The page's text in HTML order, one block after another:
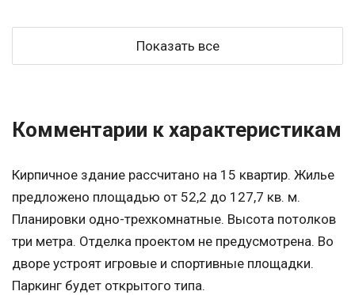
Показать все
Комментарии к характеристикам
Кирпичное здание рассчитано на 15 квартир. Жилье
предложено площадью от 52,2 до 127,7 кв. м.
Планировки одно-трехкомнатные. Высота потолков
три метра. Отделка проектом не предусмотрена. Во
дворе устроят игровые и спортивные площадки.
Паркинг будет открытого типа.